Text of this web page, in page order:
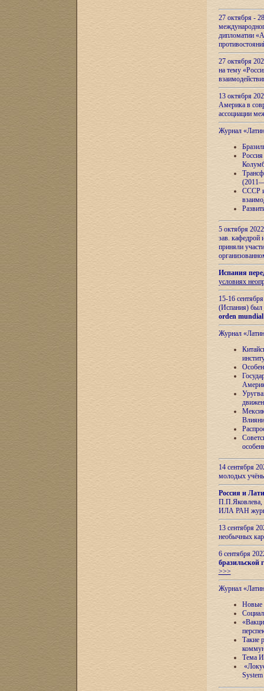
27 октября -
дипломатии
27 октября
на тему
13 октября
Америка в
ассоциации
Журнал
СССР и
5 октября
зав.
приняли
Испания
условиях
15-16
(Испания) был
orden
Журнал
14 сентября
молодых
Россия и
П.П.Яковлева,
ИЛА РАН
13 сентября
необычных
6 сентября
бразильской
>>>
Журнал
Новые
Такие
Тема